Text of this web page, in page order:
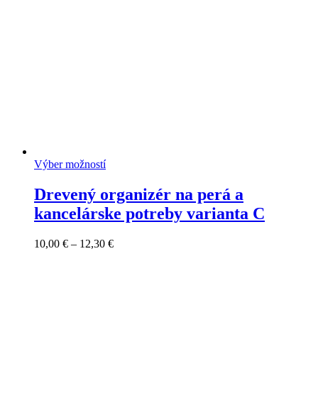
Výber možností
Drevený organizér na perá a
kancelárske potreby varianta C
10,00 € – 12,30 €Price